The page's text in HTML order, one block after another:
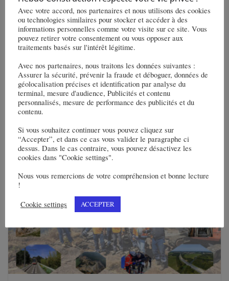
Le rail « vert » – produit de la fonte de
ferrailles et de vieux rails – est posé sur
une partie de la ligne A6 au Luxembourg
Avec votre accord, nos partenaires et nous utilisons des cookies
ou technologies similaires pour stocker et accéder à des
informations personnelles comme votre visite sur ce site. Vous
pouvez retirer votre consentement ou vous opposer aux
traitements basés sur l'intérêt légitime.
Avec nos partenaires, nous traitons les données suivantes :
Assurer la sécurité, prévenir la fraude et déboguer, données de
géolocalisation précises et identification par analyse du
terminal, mesure d'audience, Publicités et contenu
personnalisés, mesure de performance des publicités et du
contenu.
Si vous souhaitez continuer vous pouvez cliquez sur
“Accepter”, et dans ce cas vous valider le paragraphe ci
dessus. Dans le cas contraire, vous pouvez désactivez les
cookies dans "Cookie settings".
Nous vous remercions de votre compréhension et bonne lecture
!
Cookie settings
ACCEPTER